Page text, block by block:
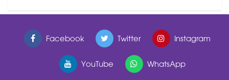
Facebook Twitter
Instagram
YouTube
WhatsApp